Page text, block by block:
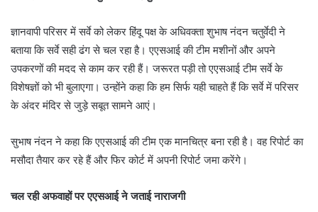
ज्ञानवापी परिसर में सर्वे को लेकर हिंदू पक्ष के अधिवक्ता शुभाष नंदन चतुर्वेदी ने
बताया कि सर्वे सही ढंग से चल रहा है। एएसआई की टीम मशीनों और अपने
उपकरणों की मदद से काम कर रही हैं। जरूरत पड़ी तो एएसआई टीम सर्वे के
विशेषज्ञों को भी बुलाएगा। उन्होंने कहा कि हम सिर्फ यही चाहते हैं कि सर्वे में परिसर
के अंदर मंदिर से जुड़े सबूत सामने आएं।
सुभाष नंदन ने कहा कि एएसआई की टीम एक मानचित्र बना रही है। वह रिपोर्ट का
मसौदा तैयार कर रहे हैं और फिर कोर्ट में अपनी रिपोर्ट जमा करेंगे।
चल रही अफवाहों पर एएसआई ने जताई नाराजगी